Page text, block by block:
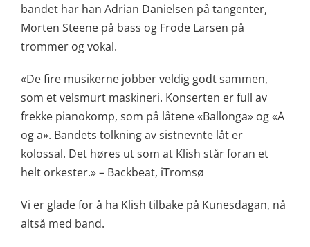
bandet har han Adrian Danielsen på tangenter,
Morten Steene på bass og Frode Larsen på
trommer og vokal.
«De fire musikerne jobber veldig godt sammen,
som et velsmurt maskineri. Konserten er full av
frekke pianokomp, som på låtene «Ballonga» og «Å
og a». Bandets tolkning av sistnevnte låt er
kolossal. Det høres ut som at Klish står foran et
helt orkester.» – Backbeat, iTromsø
Vi er glade for å ha Klish tilbake på Kunesdagan, nå
altså med band.